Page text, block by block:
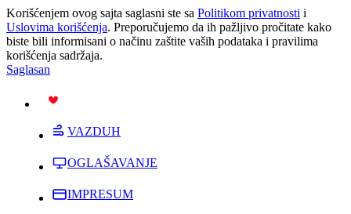
Korišćenjem ovog sajta saglasni ste sa Politikom privatnosti i
Uslovima korišćenja. Preporučujemo da ih pažljivo pročitate kako
biste bili informisani o načinu zaštite vaših podataka i pravilima
korišćenja sadržaja.
Saglasan
VAZDUH
OGLAŠAVANJE
IMPRESUM